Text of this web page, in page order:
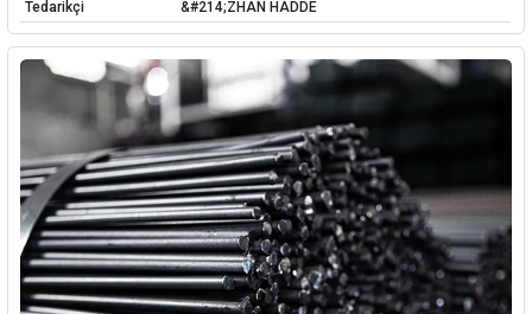
Tedarikçi
&#214;ZHAN HADDE